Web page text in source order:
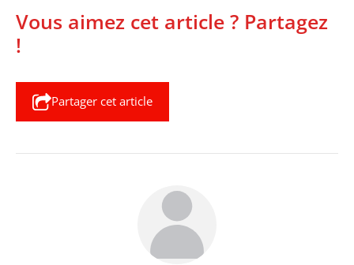
Vous aimez cet article ? Partagez
!
Partager cet article